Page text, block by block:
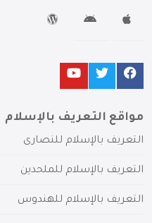
مواقع التعريف بالإسلام
التعريف بالإسلام للنصارى
التعريف بالإسلام للملحدين
التعريف بالإسلام للهندوس